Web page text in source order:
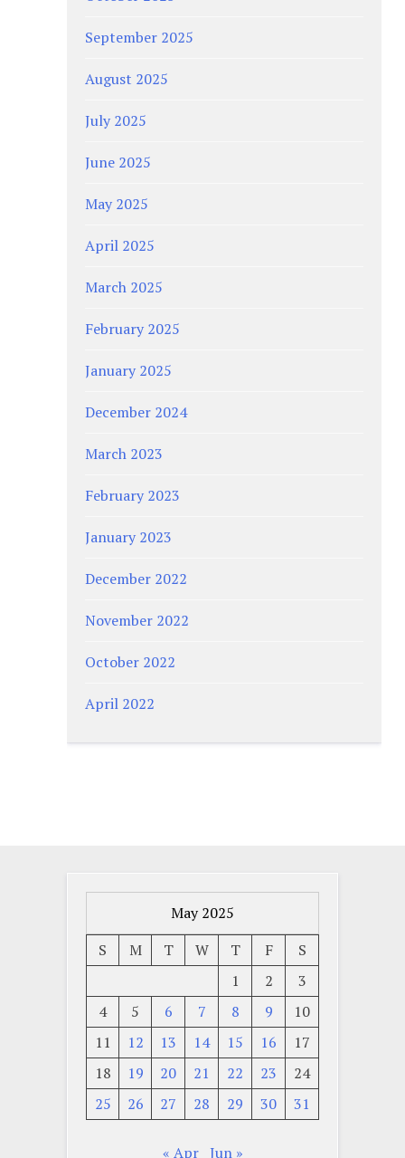
September 2025
August 2025
July 2025
June 2025
May 2025
April 2025
March 2025
February 2025
January 2025
December 2024
March 2023
February 2023
January 2023
December 2022
November 2022
October 2022
April 2022
May 2025
S
M T W T F
S
1
2
3
4
5 6 7 8 9
10
11
12 13 14 15 16
17
18
19 20 21 22 23
24
25
26 27 28 29 30 31
« Apr Jun »